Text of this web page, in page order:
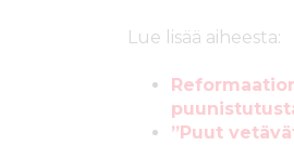
Lue lisää aiheesta:
”Puut